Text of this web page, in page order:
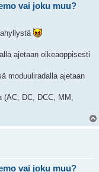
vai joku muu?
ajetaan oikeaoppisesti
moduuliradalla ajetaan
DC, DCC, MM,
vai joku muu?